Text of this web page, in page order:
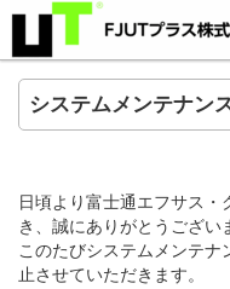
システムメンテナン
日頃より富士通エフサス
き、誠にありがとうござい
このたびシステムメンテナ
止させていただきます。